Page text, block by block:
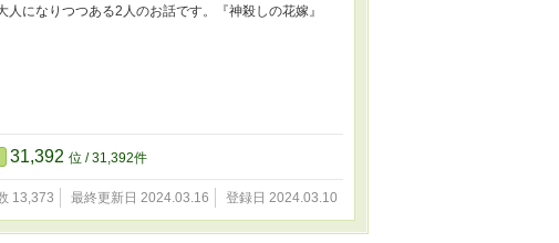
になりつつある2人のお話です。『神殺しの花嫁』
31,392 位 / 31,392件
13,373 最終更新日 2024.03.16 登録日 2024.03.10